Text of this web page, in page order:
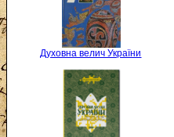
Духовна велич України